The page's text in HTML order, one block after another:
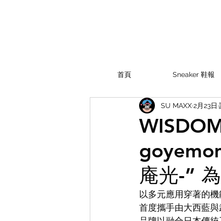
首頁 Sneaker 鞋報
庵光-”
SU MAXX2月23日
以多元應用穿著的
首度攜手由大西藍